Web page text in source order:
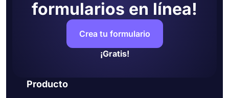
obtener respuestas detalladas haciendo
preguntas abiertas.
Ajustar la configuración del formulario
Obtenga una vista previa de su formulario
antes de compartirlo con su audiencia
Por último, comparta su formulario o
insértelo en una página web.
formularios en línea!
Crea tu formulario
¡Gratis!
Producto